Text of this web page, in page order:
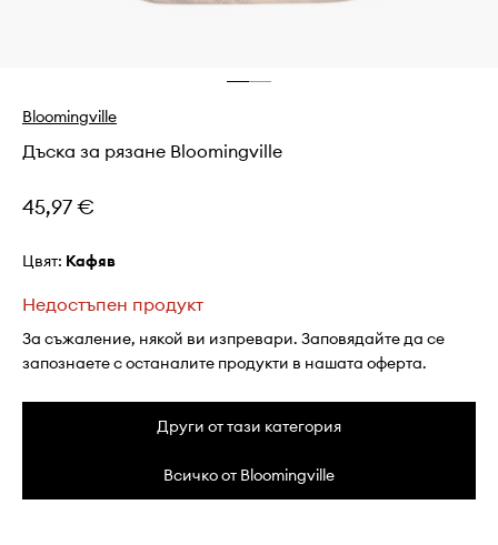
Bloomingville
Дъска за рязане Bloomingville
45,97 €
Цвят: кафяв
Недостъпен продукт
За съжаление, някой ви изпревари. Заповядайте да се
запознаете с останалите продукти в нашата оферта.
Други от тази категория
Всичко от Bloomingville